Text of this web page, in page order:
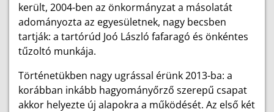
került, 2004-ben az önkormányzat a másolatát
adományozta az egyesületnek, nagy becsben
tartják: a tartórúd Joó László fafaragó és önkéntes
tűzoltó munkája.
Történetükben nagy ugrással érünk 2013-ba: a
korábban inkább hagyományőrző szerepű csapat
akkor helyezte új alapokra a működését. Az első két